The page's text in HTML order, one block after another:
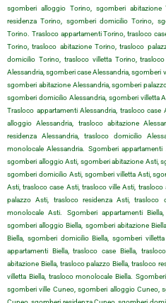
sgomberi alloggio Torino, sgomberi
residenza Torino, sgomberi domicilio Torino,
Torino. Trasloco appartamenti Torino, trasloco
Torino, trasloco abitazione Torino, trasloco
domicilio Torino, trasloco villetta Torino,
Alessandria, sgomberi case Alessandria, sgomberi
sgomberi abitazione Alessandria, sgomberi
sgomberi domicilio Alessandria, sgomberi villetta
Trasloco appartamenti Alessandria, trasloco case
alloggio Alessandria, trasloco abitazione
residenza Alessandria, trasloco domicilio
monolocale Alessandria. Sgomberi
sgomberi alloggio Asti, sgomberi abitazione Asti,
sgomberi domicilio Asti, sgomberi villetta Asti,
Asti, trasloco case Asti, trasloco ville Asti,
palazzo Asti, trasloco residenza Asti, trasloco
monolocale Asti. Sgomberi appartamenti
sgomberi alloggio Biella, sgomberi abitazione
Biella, sgomberi domicilio Biella, sgomberi
appartamenti Biella, trasloco case Biella,
abitazione Biella, trasloco palazzo Biella, trasloco
villetta Biella, trasloco monolocale Biella.
sgomberi ville Cuneo, sgomberi alloggio Cuneo,